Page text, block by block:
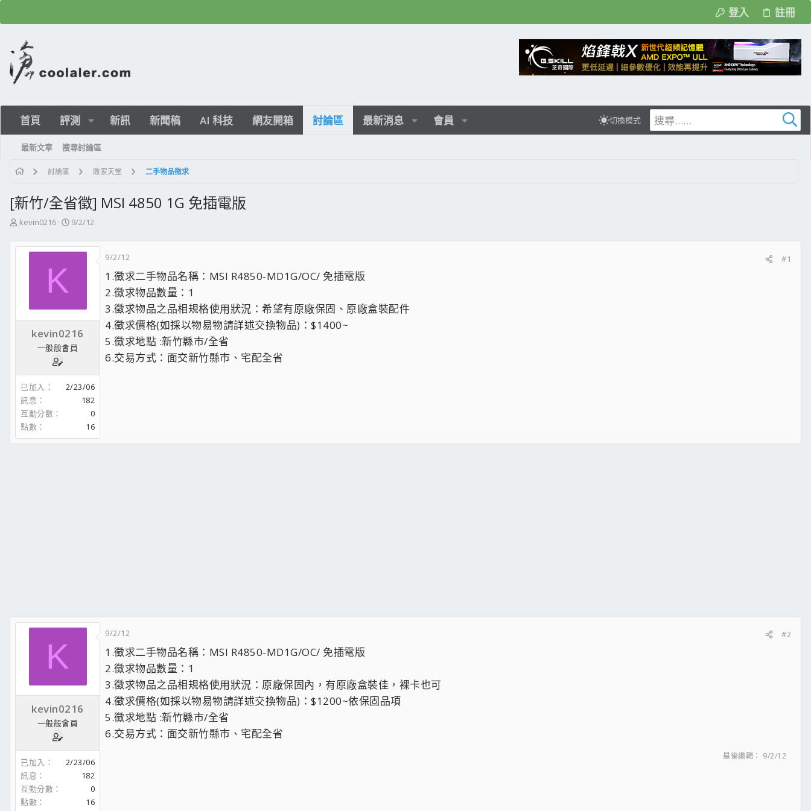
登入 註冊
首頁 評測 新訊 新聞稿 AI 科技 網友開箱 討論區 最新消息 會員 切換模式
最新文章 搜尋討論區
討論區 敗家天堂 二手物品徵求
[新竹/全省徵] MSI 4850 1G 免插電版
主
發
kevin0216
開
日
9/2/12
K
kevin0216
一般般會員
已加入
2/23/06
訊息
182
互動分數
0
點數
16
9/2/12 #1
1.徵求二手物品名稱：MSI R4850-MD1G/OC/ 免插電版
2.徵求物品數量：1
3.徵求物品之品相規格使用狀況：希望有原廠保固、原廠盒裝配件
4.徵求價格(如採以物易物請詳述交換物品)：$1400~
5.徵求地點 :新竹縣市/全省
6.交易方式：面交新竹縣市、宅配全省
K
kevin0216
一般般會員
已加入
2/23/06
訊息
182
互動分數
0
點數
16
9/2/12 #2
1.徵求二手物品名稱：MSI R4850-MD1G/OC/ 免插電版
2.徵求物品數量：1
3.徵求物品之品相規格使用狀況：原廠保固內，有原廠盒裝佳，裸卡也可
4.徵求價格(如採以物易物請詳述交換物品)：$1200~依保固品項
5.徵求地點 :新竹縣市/全省
6.交易方式：面交新竹縣市、宅配全省
最後編輯： 9/2/12